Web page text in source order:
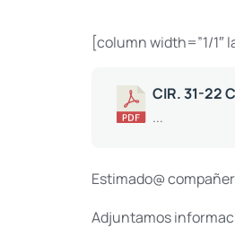
[column width=”1/1″
CIR. 31-22
...
Estimado@
Adjuntamos